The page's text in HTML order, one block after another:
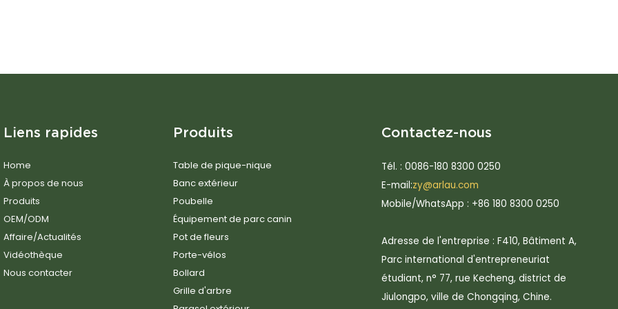
Liens rapides
Home
À propos de nous
Produits
OEM/ODM
Affaire/Actualités
Vidéothèque
Nous contacter
Produits
Table de pique-nique
Banc extérieur
Poubelle
Équipement de parc canin
Pot de fleurs
Porte-vélos
Bollard
Grille d'arbre
Contactez-nous
Tél. : 0086-180 8300 0250
E-mail:zy@arlau.com
Mobile/WhatsApp : +86 180 8300 0250
Adresse de l'entreprise : F410, Bâtiment A,
Parc international d'entrepreneuriat
étudiant, n° 77, rue Kecheng, district de
Jiulongpo, ville de Chongqing, Chine.